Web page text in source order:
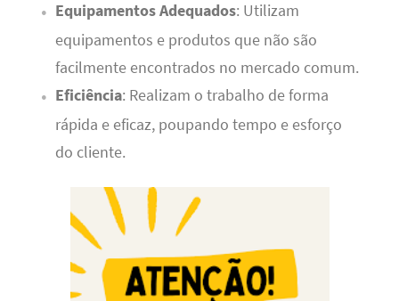
Equipamentos Adequados: Utilizam
equipamentos e produtos que não são
facilmente encontrados no mercado comum.
Eficiência: Realizam o trabalho de forma
rápida e eficaz, poupando tempo e esforço
do cliente.